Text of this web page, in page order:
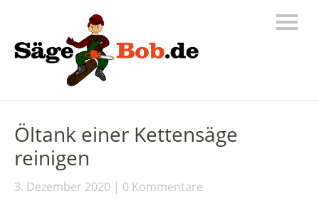
Öltank einer Kettensäge
reinigen
3. Dezember 2020 0 Kommentare